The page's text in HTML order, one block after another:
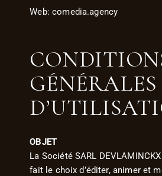
Web: comedia.agency
GÉNÉRALES
OBJET
La Société SARL
fait le choix d’éditer, animer et